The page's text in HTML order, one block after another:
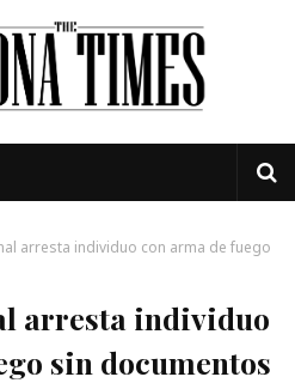
arresta individuo con arma de fuego
arresta individuo
sin documentos